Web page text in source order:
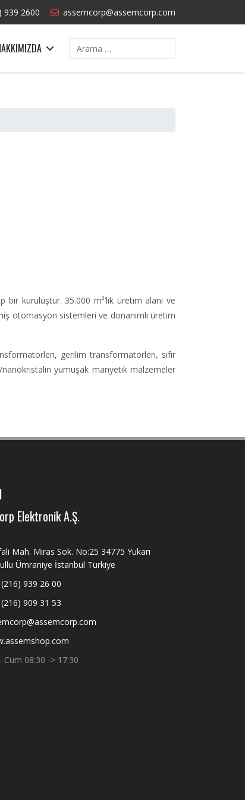
939 2600 assemcorp@assemcorp.com
Arama
kuruluştur. 35.000 m²’lik üretim alanı ve
otomasyon sistemleri ve donanımlı üretim
gerilim transformatörleri, sıfır
yumuşak manyetik malzemeler
Elektronik A.Ş.
Mah. Miras Sok. No:25 34775 Yukarı
Ümraniye İstanbul Türkiye
939 26 00
909 31 53
Cum 08:30 -> 17:30